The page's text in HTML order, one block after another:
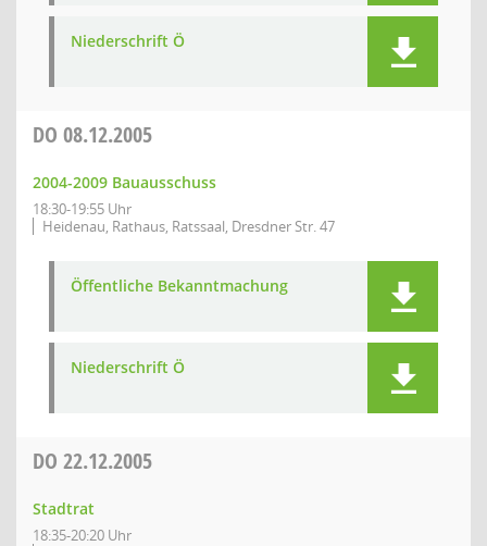
Niederschrift Ö
DO 08.12.2005
2004-2009 Bauausschuss
18:30-19:55 Uhr
Heidenau, Rathaus, Ratssaal, Dresdner Str. 47
Öffentliche Bekanntmachung
Niederschrift Ö
DO 22.12.2005
Stadtrat
18:35-20:20 Uhr